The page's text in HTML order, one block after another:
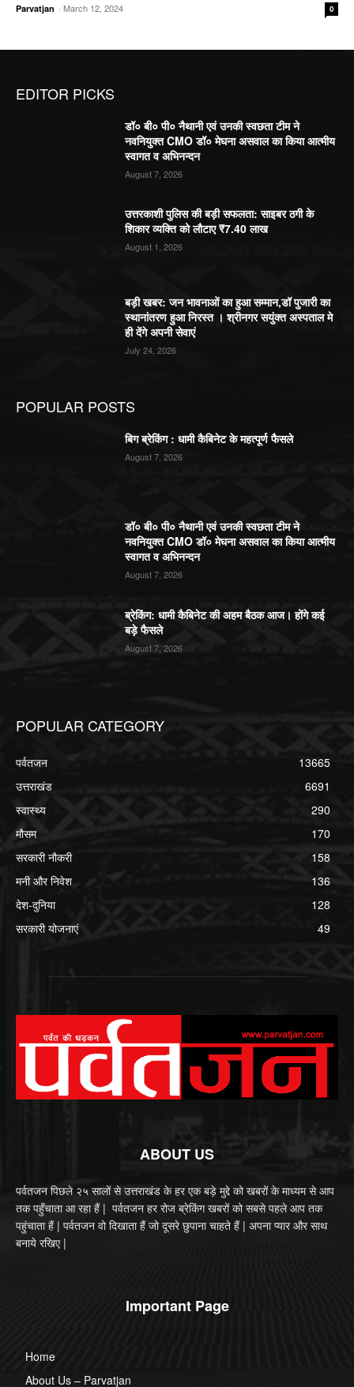
Parvatjan -March 12, 2024 0
EDITOR PICKS
डॉ० बी० पी० नैथानी एवं उनकी स्वछता टीम ने
नवनियुक्त CMO डॉ० मेघना असवाल का किया आत्मीय
स्वागत व अभिनन्दन
August 7, 2026
उत्तरकाशी पुलिस की बड़ी सफलता: साइबर ठगी के
शिकार व्यक्ति को लौटाए ₹7.40 लाख
August 1, 2026
बड़ी खबर: जन भावनाओं का हुआ सम्मान,डॉ पुजारी का
स्थानांतरण हुआ निरस्त । श्रीनगर सयुंक्त अस्पताल मे
ही देंगे अपनी सेवाएं
July 24, 2026
POPULAR POSTS
बिग ब्रेकिंग : धामी कैबिनेट के महत्पूर्ण फैसले
August 7, 2026
डॉ० बी० पी० नैथानी एवं उनकी स्वछता टीम ने
नवनियुक्त CMO डॉ० मेघना असवाल का किया आत्मीय
स्वागत व अभिनन्दन
August 7, 2026
ब्रेकिंग: धामी कैबिनेट की अहम बैठक आज। होंगे कई
बड़े फैसले
August 7, 2026
POPULAR CATEGORY
पर्वतजन
13665
उत्तराखंड
6691
स्वास्थ्य
290
मौसम
170
सरकारी नौकरी
158
मनी और निवेश
136
देश-दुनिया
128
सरकारी योजनाएं
49
ABOUT US
पर्वतजन पिछले २५ सालों से उत्तराखंड के हर एक बड़े मुद्दे को खबरों के माध्यम से आप
तक पहुँचाता आ रहा हैं | पर्वतजन हर रोज ब्रेकिंग खबरों को सबसे पहले आप तक
पहुंचाता हैं | पर्वतजन वो दिखाता हैं जो दूसरे छुपाना चाहते हैं | अपना प्यार और साथ
बनाये रखिए |
Important Page
Home
About Us – Parvatjan